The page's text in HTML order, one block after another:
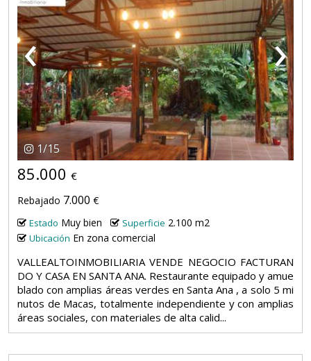
‹ ›
1/15
85.000 €
Rebajado 7.000 €
Estado Muy bien Superficie 2.100 m2
Ubicación En zona comercial
VALLEALTOINMOBILIARIA VENDE NEGOCIO FACTURAN
DO Y CASA EN SANTA ANA. Restaurante equipado y amue
blado con amplias áreas verdes en Santa Ana , a solo 5 mi
nutos de Macas, totalmente independiente y con amplias
áreas sociales, con materiales de alta calid...